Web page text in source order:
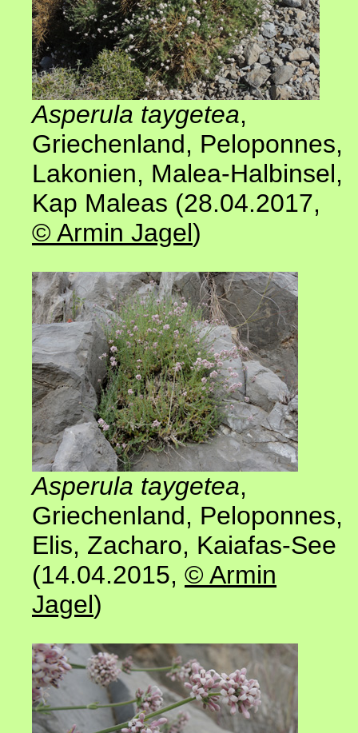
Asperula taygetea,
Griechenland, Peloponnes,
Lakonien, Malea-Halbinsel,
Kap Maleas (28.04.2017,
© Armin Jagel)
Asperula taygetea,
Griechenland, Peloponnes,
Elis, Zacharo, Kaiafas-See
(14.04.2015, © Armin
Jagel)